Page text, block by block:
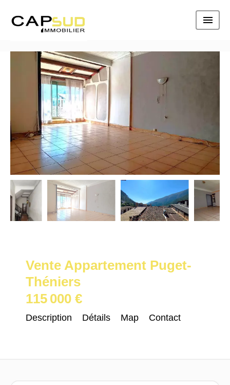
Vente Appartement Puget-
Théniers
115 000 €
Description Détails Map Contact